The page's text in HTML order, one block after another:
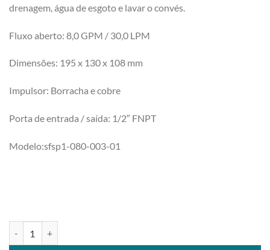
drenagem, água de esgoto e lavar o convés.
Fluxo aberto: 8,0 GPM / 30,0 LPM
Dimensões: 195 x 130 x 108 mm
Impulsor: Borracha e cobre
Porta de entrada / saída: 1/2″ FNPT
Modelo:sfsp1-080-003-01